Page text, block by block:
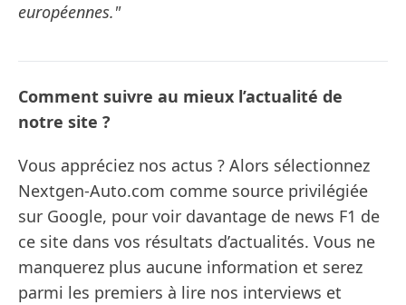
européennes."
Comment suivre au mieux l’actualité de
notre site ?
Vous appréciez nos actus ? Alors sélectionnez
Nextgen-Auto.com comme source privilégiée
sur Google, pour voir davantage de news F1 de
ce site dans vos résultats d’actualités. Vous ne
manquerez plus aucune information et serez
parmi les premiers à lire nos interviews et